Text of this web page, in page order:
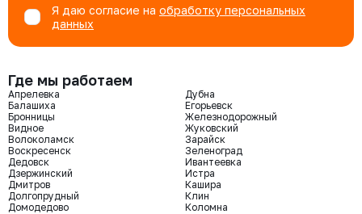
Я даю согласие на обработку персональных
данных
Где мы работаем
Апрелевка
Балашиха
Бронницы
Видное
Волоколамск
Воскресенск
Дедовск
Дзержинский
Дмитров
Долгопрудный
Домодедово
Дубна
Егорьевск
Железнодорожный
Жуковский
Зарайск
Зеленоград
Ивантеевка
Истра
Кашира
Клин
Коломна